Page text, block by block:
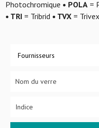
Photochromique • POLA=
• TRI= Tribrid • TVX= Trivex
Fournisseurs